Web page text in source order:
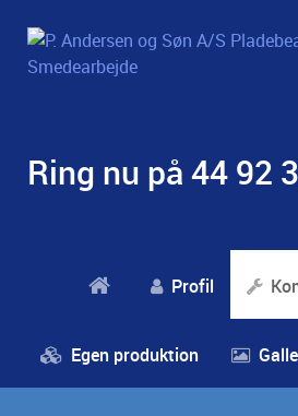
​Ring nu på44 92
Profil
Egen produktion